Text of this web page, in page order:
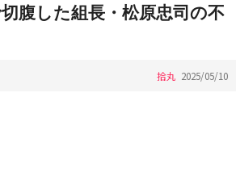
腹した組長・松原忠司の不
拾丸 2025/05/10